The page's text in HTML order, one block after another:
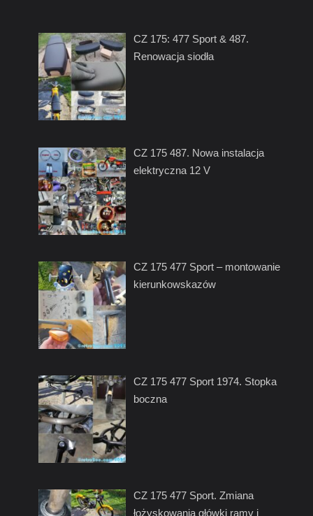
CZ 175: 477 Sport & 487.
Renowacja siodła
CZ 175 487. Nowa instalacja
elektryczna 12 V
CZ 175 477 Sport – montowanie
kierunkowskazów
CZ 175 477 Sport 1974. Stopka
boczna
CZ 175 477 Sport. Zmiana
łożyskowania główki ramy i